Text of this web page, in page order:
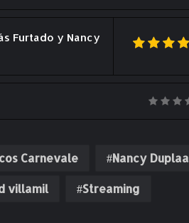
Furtado y Nancy
Carnevale Nancy Duplaa
villamil Streaming